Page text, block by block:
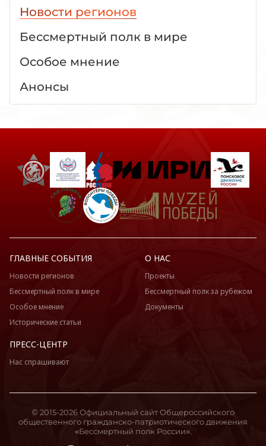
Новости регионов
Бессмертный полк в мире
Особое мнение
Анонсы
ГЛАВНЫЕ СОБЫТИЯ
Новости регионов
Бессмертный полк в мире
Особое мнение
Исторические статьи
О НАС
Проекты
Бессмертный полк за рубежом
Документы
ПРЕСС-ЦЕНТР
Нас спрашивают
© 2015-2026 Официальный сайт Общероссийского
общественного гражданско-патриотического движения
«Бессмертный полк России».